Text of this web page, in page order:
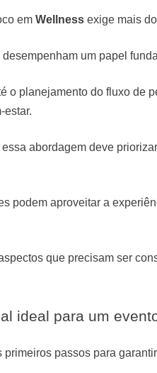
em Wellness exige mais
desempenham um papel
o planejamento do fluxo de
estar.
abordagem deve
podem aproveitar a
que precisam ser
ideal para um
passos para